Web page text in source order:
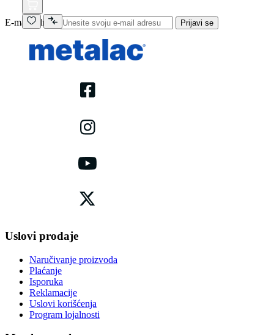
E-mail adresa Prijavi se
Uslovi prodaje
Naručivanje proizvoda
Plaćanje
Isporuka
Reklamacije
Uslovi korišćenja
Program lojalnosti